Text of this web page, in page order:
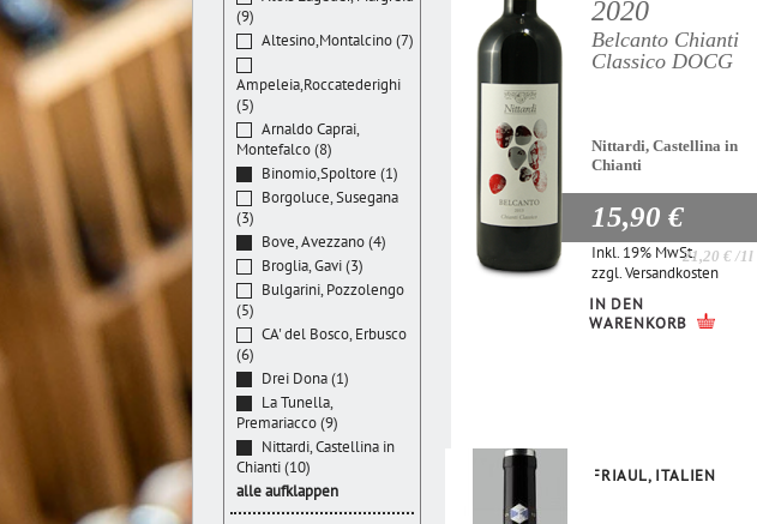
2020
Belcanto Chianti
Classico DOCG
Nittardi, Castellina in
Chianti
15,90 €
21,20 € /1l
Inkl. 19% MwSt.
zzgl.Versandkosten
IN DEN
WARENKORB
FRIAUL, ITALIEN
(9)
Altesino,Montalcino (7)
Ampeleia,Roccatederighi
(5)
Arnaldo Caprai,
Montefalco (8)
Binomio,Spoltore (1)
Borgoluce, Susegana
(3)
Bove, Avezzano (4)
Broglia, Gavi (3)
Bulgarini, Pozzolengo
(5)
CA' del Bosco, Erbusco
(6)
Drei Dona (1)
La Tunella,
Premariacco (9)
Nittardi, Castellina in
Chianti (10)
alle aufklappen